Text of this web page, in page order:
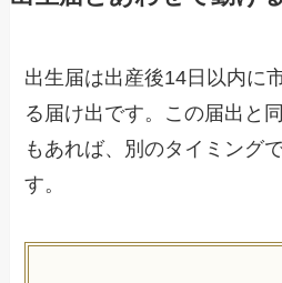
出生届は出産後14日以内に
る届け出です。この届出と
もあれば、別のタイミング
す。